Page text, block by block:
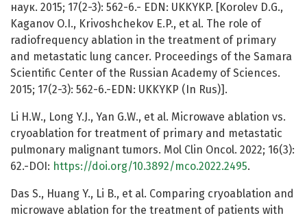
наук. 2015; 17(2-3): 562-6.- EDN: UKKYKP. [Korolev D.G.,
Kaganov O.I., Krivoshchekov E.P., et al. The role of
radiofrequency ablation in the treatment of primary
and metastatic lung cancer. Proceedings of the Samara
Scientific Center of the Russian Academy of Sciences.
2015; 17(2-3): 562-6.-EDN: UKKYKP (In Rus)].
Li H.W., Long Y.J., Yan G.W., et al. Microwave ablation vs.
cryoablation for treatment of primary and metastatic
pulmonary malignant tumors. Mol Clin Oncol. 2022; 16(3):
62.-DOI: https://doi.org/10.3892/mco.2022.2495.
Das S., Huang Y., Li B., et al. Comparing cryoablation and
microwave ablation for the treatment of patients with